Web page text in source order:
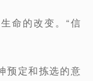
命的改变。“信
预定和拣选的意